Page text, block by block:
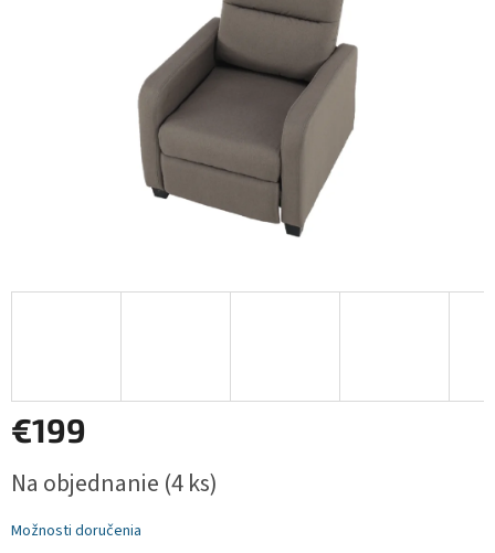
€199
cena:
Na objednanie (4 ks)
Možnosti doručenia